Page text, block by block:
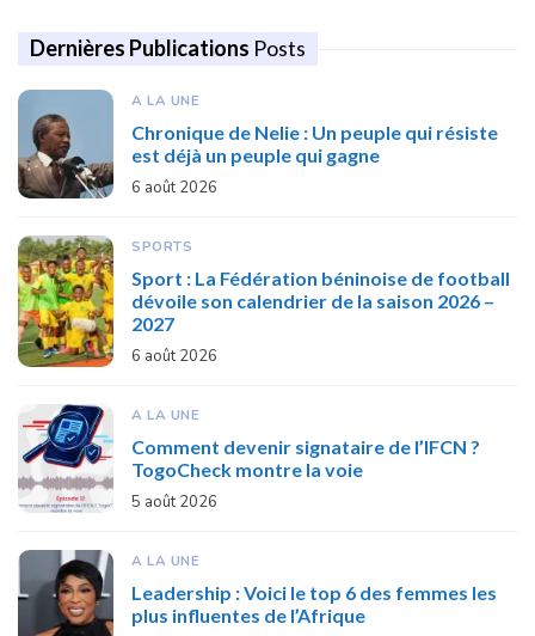
Dernières Publications Posts
A LA UNE
Chronique de Nelie : Un peuple qui résiste
est déjà un peuple qui gagne
6 août 2026
SPORTS
Sport : La Fédération béninoise de football
dévoile son calendrier de la saison 2026 –
2027
6 août 2026
A LA UNE
Comment devenir signataire de l’IFCN ?
TogoCheck montre la voie
5 août 2026
A LA UNE
Leadership : Voici le top 6 des femmes les
plus influentes de l’Afrique